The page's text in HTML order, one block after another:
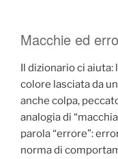
Macchie ed
Il dizionario ci aiuta:
colore lasciata da
anche colpa,
analogia di
parola “errore”:
norma di